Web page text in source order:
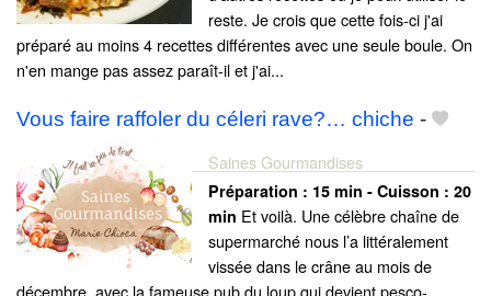
reste. Je crois que cette fois-ci j'ai
préparé au moins 4 recettes différentes avec une seule boule. On
n'en mange pas assez paraît-il et j'ai...
Vous faire raffoler du céleri rave?… chiche -
Saines Gourmandises
Préparation : 15 min - Cuisson : 20
min Et voilà. Une célèbre chaîne de
supermarché nous l’a littéralement
vissée dans le crâne au mois de
décembre, avec la fameuse pub du loup qui devient pesco-